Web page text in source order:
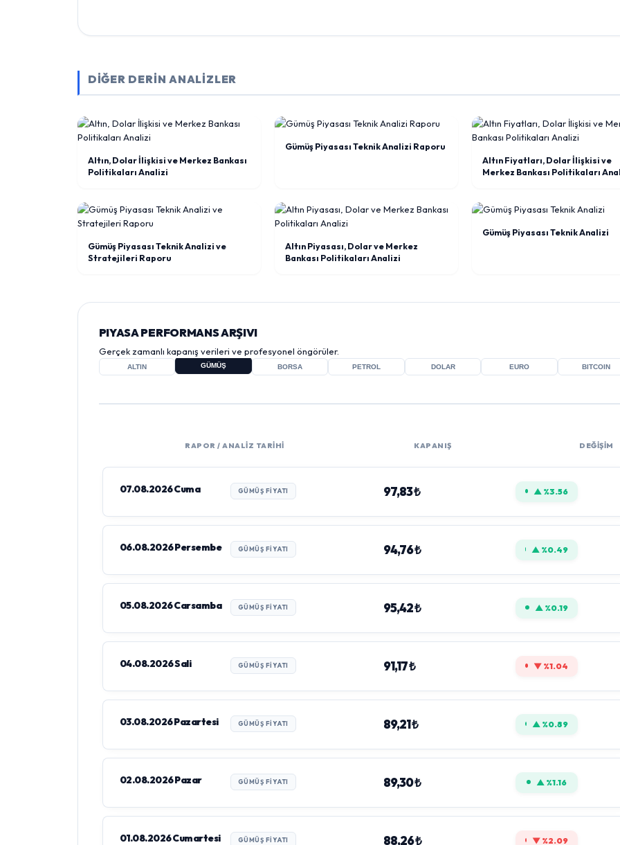
DİĞER DERİN ANALİZLER
Altın, Dolar İlişkisi ve Merkez Bankası
Politikaları Analizi
Gümüş Piyasası Teknik Analizi Raporu
Altın Fiyatları, Dolar İlişkisi ve
Merkez Bankası Politikaları
Gümüş Piyasası Teknik Analizi ve
Stratejileri Raporu
Altın Piyasası, Dolar ve Merkez
Bankası Politikaları Analizi
Gümüş Piyasası Teknik Analizi
PIYASA PERFORMANS ARŞIVI
Gerçek zamanlı kapanış verileri ve profesyonel öngörüler.
ALTIN GÜMÜŞ BORSA PETROL DOLAR EURO BITCOIN
RAPOR / ANALİZ TARİHİ KAPANIŞ DEĞİŞİM
07.08.2026 Cuma GÜMÜŞ FIYATI 97,83 ₺ ▲ %3.56
06.08.2026 Persembe GÜMÜŞ FIYATI 94,76 ₺ ▲ %0.49
05.08.2026 Carsamba GÜMÜŞ FIYATI 95,42 ₺ ▲ %0.19
04.08.2026 Sali GÜMÜŞ FIYATI 91,17 ₺ ▼ %1.04
03.08.2026 Pazartesi GÜMÜŞ FIYATI 89,21 ₺ ▲ %0.89
02.08.2026 Pazar GÜMÜŞ FIYATI 89,30 ₺ ▲ %1.16
01.08.2026 Cumartesi GÜMÜŞ FIYATI 88,26 ₺ ▼ %2.09